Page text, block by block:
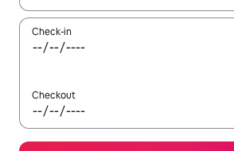
Check-in
Checkout